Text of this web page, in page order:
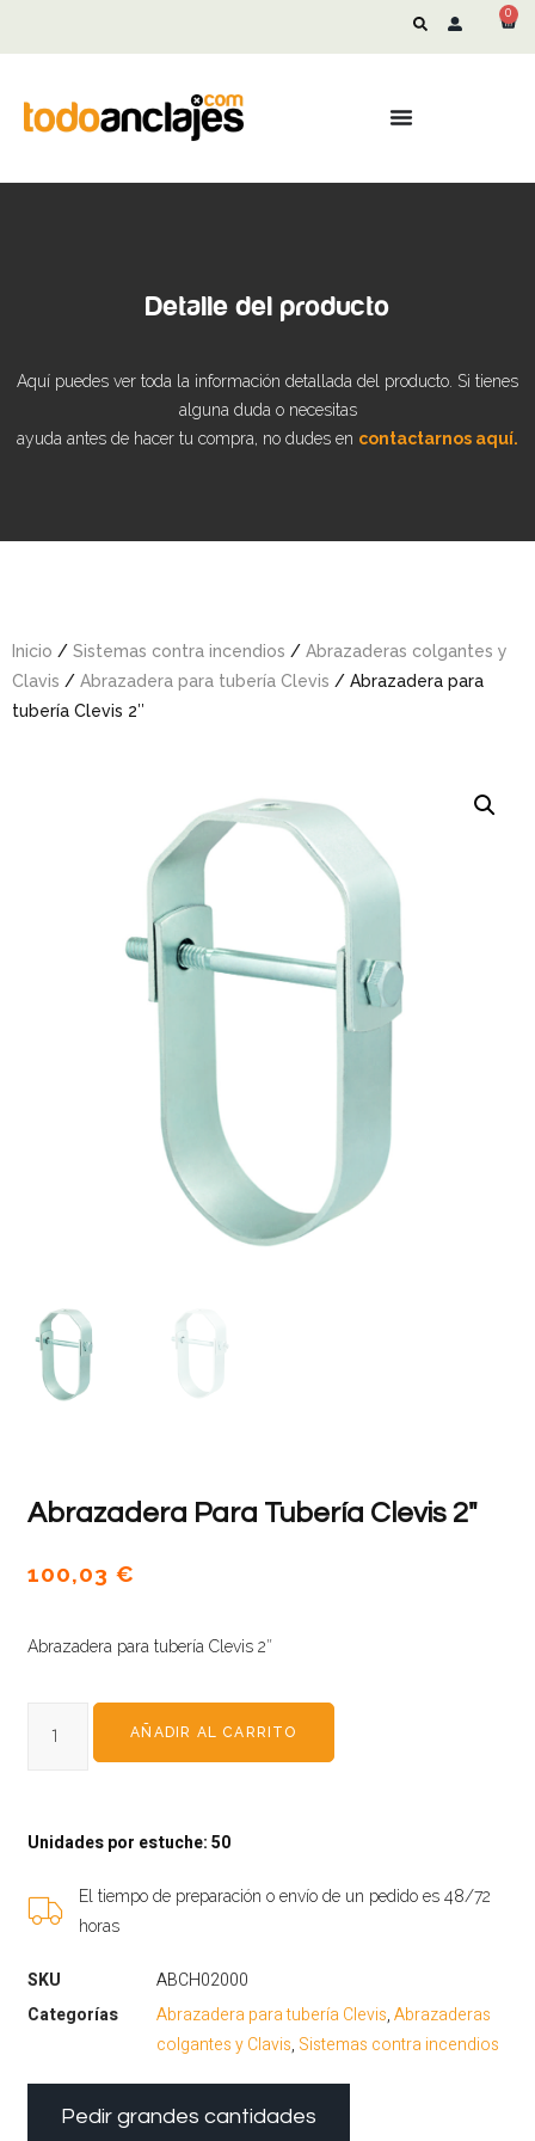
0
Detalle del producto
Aquí puedes ver toda la información detallada del producto. Si tienes
alguna duda o necesitas
ayuda antes de hacer tu compra, no dudes en contactarnos aquí.
Inicio / Sistemas contra incendios / Abrazaderas colgantes y
Clavis / Abrazadera para tubería Clevis / Abrazadera para
tubería Clevis 2″
Abrazadera Para Tubería Clevis 2″
100,03€
Abrazadera para tubería Clevis 2″
AÑADIR AL CARRITO
Unidades por estuche: 50
El tiempo de preparación o envío de un pedido es 48/72
horas
SKU
ABCH02000
Categorías
Abrazadera para tubería Clevis,Abrazaderas
colgantes y Clavis, Sistemas contra incendios
Pedir grandes cantidades